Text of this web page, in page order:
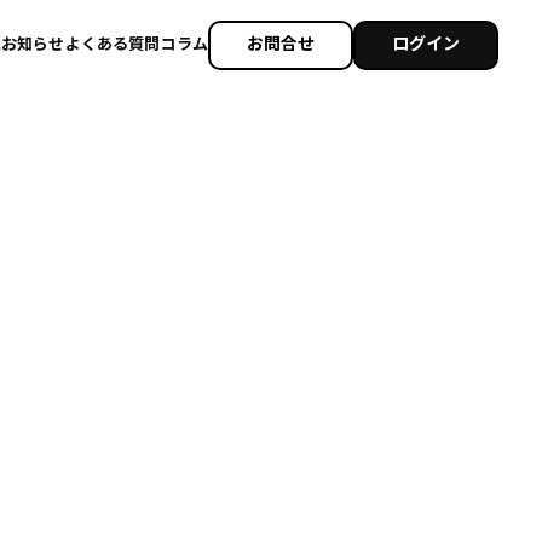
お知らせ よくある質問 コラム お問合せ ログイン